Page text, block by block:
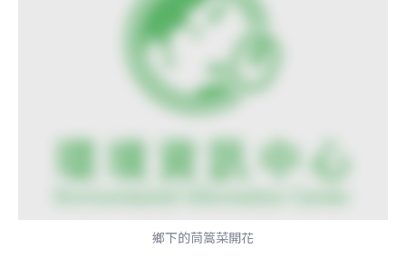
鄉下的茼篙菜開花